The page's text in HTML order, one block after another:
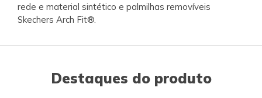
rede e material sintético e palmilhas removíveis
Skechers Arch Fit®.
Destaques do produto